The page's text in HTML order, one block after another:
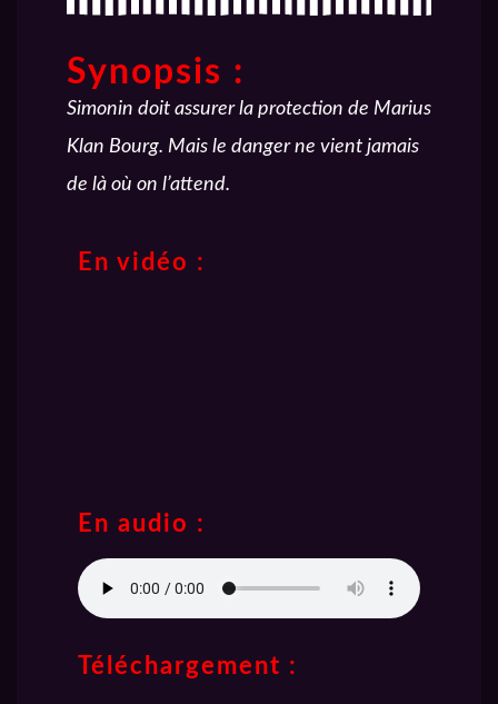
Synopsis :
Simonin doit assurer la protection de Marius
Klan Bourg. Mais le danger ne vient jamais
de là où on l’attend.
En vidéo :
En audio :
Téléchargement :